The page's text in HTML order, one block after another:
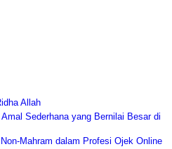
Allah
Sederhana yang Bernilai Besar di
Mahram dalam Profesi Ojek Online